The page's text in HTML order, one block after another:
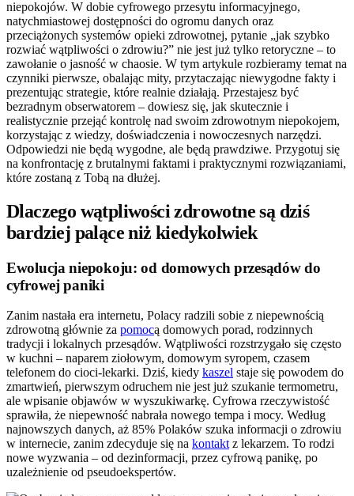
niepokojów. W dobie cyfrowego przesytu informacyjnego,
natychmiastowej dostępności do ogromu danych oraz
przeciążonych systemów opieki zdrowotnej, pytanie „jak szybko
rozwiać wątpliwości o zdrowiu?” nie jest już tylko retoryczne – to
zawołanie o jasność w chaosie. W tym artykule rozbieramy temat na
czynniki pierwsze, obalając mity, przytaczając niewygodne fakty i
prezentując strategie, które realnie działają. Przestajesz być
bezradnym obserwatorem – dowiesz się, jak skutecznie i
realistycznie przejąć kontrolę nad swoim zdrowotnym niepokojem,
korzystając z wiedzy, doświadczenia i nowoczesnych narzędzi.
Odpowiedzi nie będą wygodne, ale będą prawdziwe. Przygotuj się
na konfrontację z brutalnymi faktami i praktycznymi rozwiązaniami,
które zostaną z Tobą na dłużej.
Dlaczego wątpliwości zdrowotne są dziś
bardziej palące niż kiedykolwiek
Ewolucja niepokoju: od domowych przesądów do
cyfrowej paniki
Zanim nastała era internetu, Polacy radzili sobie z niepewnością
zdrowotną głównie za pomocą domowych porad, rodzinnych
tradycji i lokalnych przesądów. Wątpliwości rozstrzygało się często
w kuchni – naparem ziołowym, domowym syropem, czasem
telefonem do cioci-lekarki. Dziś, kiedy kaszel staje się powodem do
zmartwień, pierwszym odruchem nie jest już szukanie termometru,
ale wpisanie objawów w wyszukiwarkę. Cyfrowa rzeczywistość
sprawiła, że niepewność nabrała nowego tempa i mocy. Według
najnowszych danych, aż 85% Polaków szuka informacji o zdrowiu
w internecie, zanim zdecyduje się na kontakt z lekarzem. To rodzi
nowe wyzwania – od dezinformacji, przez cyfrową panikę, po
uzależnienie od pseudoekspertów.